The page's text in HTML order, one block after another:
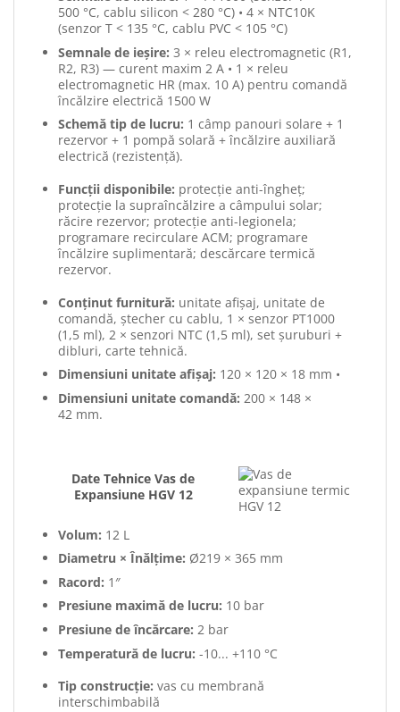
500 °C, cablu silicon < 280 °C) • 4 × NTC10K
(senzor T < 135 °C, cablu PVC < 105 °C)
Semnale de ieșire: 3 × releu electromagnetic (R1,
R2, R3) — curent maxim 2 A • 1 × releu
electromagnetic HR (max. 10 A) pentru comandă
încălzire electrică 1500 W
Schemă tip de lucru: 1 câmp panouri solare + 1
rezervor + 1 pompă solară + încălzire auxiliară
electrică (rezistență).
Funcții disponibile: protecție anti-îngheț;
protecție la supraîncălzire a câmpului solar;
răcire rezervor; protecție anti-legionela;
programare recirculare ACM; programare
încălzire suplimentară; descărcare termică
rezervor.
Conținut furnitură: unitate afișaj, unitate de
comandă, ștecher cu cablu, 1 × senzor PT1000
(1,5 ml), 2 × senzori NTC (1,5 ml), set șuruburi +
dibluri, carte tehnică.
Dimensiuni unitate afișaj: 120 × 120 × 18 mm •
Dimensiuni unitate comandă: 200 × 148 ×
42 mm.
Date Tehnice Vas de
Expansiune HGV 12
Volum: 12 L
Diametru × Înălțime: Ø219 × 365 mm
Racord: 1″
Presiune maximă de lucru: 10 bar
Presiune de încărcare: 2 bar
Temperatură de lucru: -10... +110 °C
Tip construcție: vas cu membrană
interschimbabilă